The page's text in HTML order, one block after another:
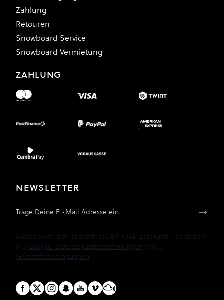
Zahlung
Retouren
Snowboard Service
Snowboard Vermietung
ZAHLUNG
NEWSLETTER
Dieses Formular ist durch reCAPTCHA geschützt - es gelten
die Google-Datenschutzbestimmungen und -
Geschäftsbedingungen.